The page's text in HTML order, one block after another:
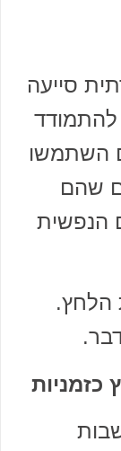
סייעה
להתמודד
השתמשו
שהם
הנפשית
הלחץ.